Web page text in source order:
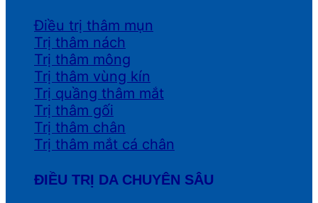
Điều trị thâm mụn
Trị thâm nách
Trị thâm mông
Trị thâm vùng kín
Trị quầng thâm mắt
Trị thâm gối
Trị thâm chân
Trị thâm mắt cá chân
ĐIỀU TRỊ DA CHUYÊN SÂU